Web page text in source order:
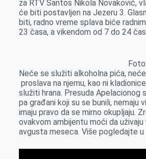
p
p
l
za RTV Santos Nikola Novaković,
će biti postavljen na Jezeru 3.
biti, radno vreme splava biće
23 časa, a vikendom od 7 do 24
Neće se služiti alkoholna pića,
proslava na njemu, kao ni
služiti hrana. Presuda Apelacionog
pa građani koji su se bunili, nemaju
imaju pravo da se mirno okupljaju.
ovakvom ambijentu moći da uživaju
avgusta meseca. Više pogledajte u